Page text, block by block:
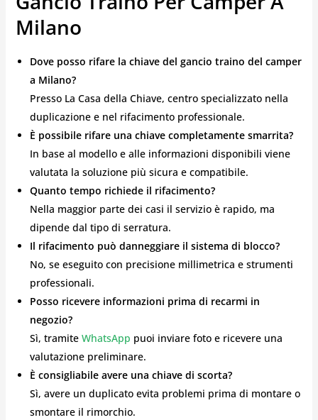
Milano
Dove posso rifare la chiave del gancio traino del camper
a Milano?
Presso La Casa della Chiave, centro specializzato nella
duplicazione e nel rifacimento professionale.
È possibile rifare una chiave completamente smarrita?
In base al modello e alle informazioni disponibili viene
valutata la soluzione più sicura e compatibile.
Quanto tempo richiede il rifacimento?
Nella maggior parte dei casi il servizio è rapido, ma
dipende dal tipo di serratura.
Il rifacimento può danneggiare il sistema di blocco?
No, se eseguito con precisione millimetrica e strumenti
professionali.
Posso ricevere informazioni prima di recarmi in
negozio?
Sì, tramite WhatsApp puoi inviare foto e ricevere una
valutazione preliminare.
È consigliabile avere una chiave di scorta?
Sì, avere un duplicato evita problemi prima di montare o
smontare il rimorchio.